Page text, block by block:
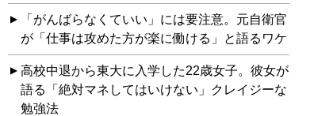
「がんばらなくていい」には要注意。元自衛官
が「仕事は攻めた方が楽に働ける」と語るワケ
高校中退から東大に入学した22歳女子。彼女が
語る「絶対マネしてはいけない」クレイジーな
勉強法